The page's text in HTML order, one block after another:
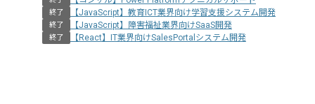
終了 【JavaScript】教育ICT業界向け学習支援システム開発
終了 【JavaScript】障害福祉業界向けSaaS開発
終了 【React】IT業界向けSalesPortalシステム開発